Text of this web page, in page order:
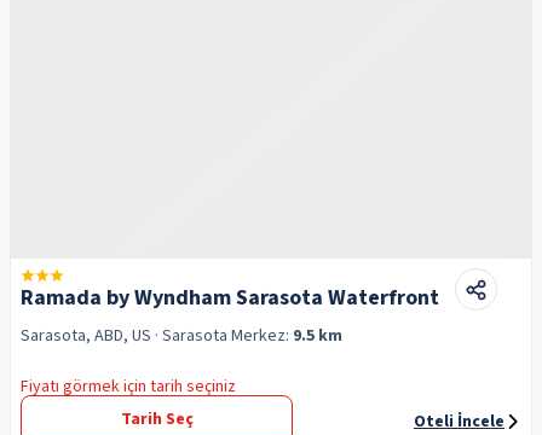
Ramada by Wyndham Sarasota Waterfront
Sarasota, ABD, US · Sarasota Merkez: 9.5 km
Fiyatı görmek için tarih seçiniz
Tarih Seç
Oteli İncele